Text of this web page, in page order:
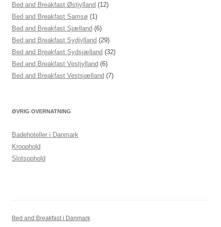
Bed and Breakfast Østjylland (12)
Bed and Breakfast Samsø (1)
Bed and Breakfast Sjælland (6)
Bed and Breakfast Sydjylland (29)
Bed and Breakfast Sydsjælland (32)
Bed and Breakfast Vestjylland (6)
Bed and Breakfast Vestsjælland (7)
ØVRIG OVERNATNING
Badehoteller i Danmark
Kroophold
Slotsophold
Bed and Breakfast i Danmark